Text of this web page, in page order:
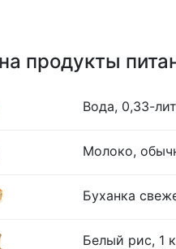
продукты
Вода, 0,33-
Молоко,
Буханка
Белый рис, 1